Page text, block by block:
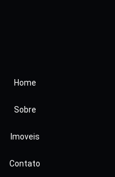
Home
Sobre
Imoveis
Contato
Haras